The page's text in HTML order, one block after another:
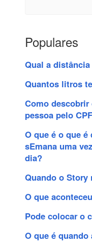
Populares
Qual a
Quantos litros
Como descobrir
pessoa pelo
O que é o que é
sEmana uma
dia?
Quando o Story
O que
Pode colocar o
O que é quando